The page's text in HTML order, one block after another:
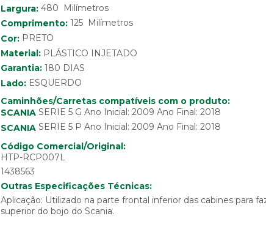
Largura:480 Milímetros
Comprimento:125 Milímetros
Cor: PRETO
Material: PLÁSTICO INJETADO
Garantia: 180 DIAS
Lado: ESQUERDO
Caminhões/Carretas compatíveis com o produto:
SCANIASERIE 5 G Ano Inicial: 2009 Ano Final: 2018
SCANIA SERIE 5 P Ano Inicial: 2009 Ano Final: 2018
Código Comercial/Original:
HTP-RCP007L
1438563
Outras Especificações Técnicas:
Aplicação: Utilizado na parte frontal inferior das cabines para
superior do bojo do Scania.